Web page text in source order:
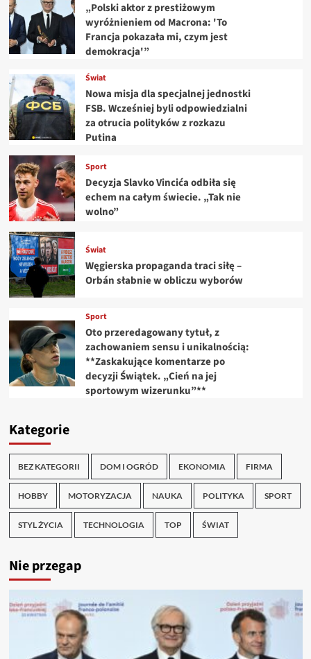
„Polski aktor z prestiżowym
wyróżnieniem od Macrona: 'To
Francja pokazała mi, czym jest
demokracja'”
Świat
Nowa misja dla specjalnej jednostki
FSB. Wcześniej byli odpowiedzialni
za otrucia polityków z rozkazu
Putina
Sport
Decyzja Slavko Vincića odbiła się
echem na całym świecie. „Tak nie
wolno”
Świat
Węgierska propaganda traci siłę –
Orbán słabnie w obliczu wyborów
Sport
Oto przeredagowany tytuł, z
zachowaniem sensu i unikalnością:
**Zaskakujące komentarze po
decyzji Świątek. „Cień na jej
sportowym wizerunku”**
Kategorie
BEZ KATEGORII DOM I OGRÓD EKONOMIA FIRMA
HOBBY MOTORYZACJA NAUKA POLITYKA SPORT
STYL ŻYCIA TECHNOLOGIA TOP ŚWIAT
Nie przegap